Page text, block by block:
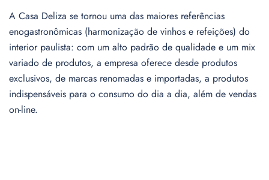
A Casa Deliza se tornou uma das maiores referências
enogastronômicas (harmonização de vinhos e refeições) do
interior paulista: com um alto padrão de qualidade e um mix
variado de produtos, a empresa oferece desde produtos
exclusivos, de marcas renomadas e importadas, a produtos
indispensáveis para o consumo do dia a dia, além de vendas
on-line.